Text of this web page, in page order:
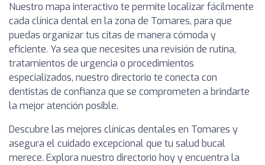
Nuestro mapa interactivo te permite localizar fácilmente
cada clínica dental en la zona de Tomares, para que
puedas organizar tus citas de manera cómoda y
eficiente. Ya sea que necesites una revisión de rutina,
tratamientos de urgencia o procedimientos
especializados, nuestro directorio te conecta con
dentistas de confianza que se comprometen a brindarte
la mejor atención posible.
Descubre las mejores clínicas dentales en Tomares y
asegura el cuidado excepcional que tu salud bucal
merece. Explora nuestro directorio hoy y encuentra la